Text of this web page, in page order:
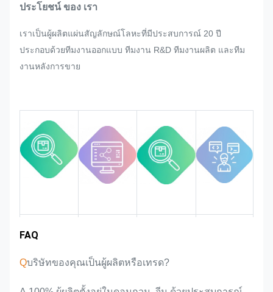
ชื่อ, ตราสติ๊กเกอร์โลหะ, ตราสติ๊กเกอร์
โลหะและแท็ก, เราจะพยายามที่ดีที่สุด
จะตอบสนองความต้องการคุณภาพที่
เข้มงวด
ประโยชน์ ของ เรา
เราเป็นผู้ผลิตแผ่นสัญลักษณ์โลหะที่มีประสบการณ์ 20 ปี
ประกอบด้วยทีมงานออกแบบ ทีมงาน R&D ทีมงานผลิต และทีม
งานหลังการขาย
ประสบการณ์
FAQ
Qบริษัทของคุณเป็นผู้ผลิตหรือเทรด?